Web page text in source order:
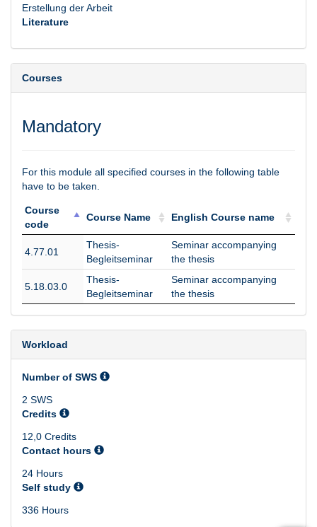
Erstellung der Arbeit
Literature
Courses
Mandatory
For this module all specified courses in the following table
have to be taken.
Course
code
Course Name English Course name
code
Course Name
English Course name
4.77.01
Thesis-
Begleitseminar
Seminar accompanying
the thesis
5.18.03.0
Thesis-
Begleitseminar
Seminar accompanying
the thesis
Workload
Number of SWS
2 SWS
Credits
12,0 Credits
Contact hours
24 Hours
Self study
336 Hours